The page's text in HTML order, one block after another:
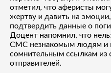
отметил, что аферисты
жертву и давить на
подтвердить данные о
Доцент напомнил, что
СМС незнакомым людям и
сомнительным ссылкам из
отправителей.